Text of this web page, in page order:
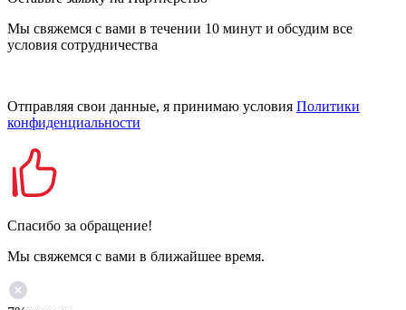
Мы свяжемся с вами в течении 10 минут и обсудим все
условия сотрудничества
Отправляя свои данные, я принимаю условия Политики
конфиденциальности
Спасибо за обращение!
Мы свяжемся с вами в ближайшее время.